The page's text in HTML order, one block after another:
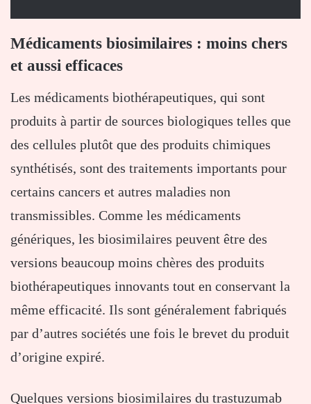
Médicaments biosimilaires : moins chers
et aussi efficaces
Les médicaments biothérapeutiques, qui sont
produits à partir de sources biologiques telles que
des cellules plutôt que des produits chimiques
synthétisés, sont des traitements importants pour
certains cancers et autres maladies non
transmissibles. Comme les médicaments
génériques, les biosimilaires peuvent être des
versions beaucoup moins chères des produits
biothérapeutiques innovants tout en conservant la
même efficacité. Ils sont généralement fabriqués
par d’autres sociétés une fois le brevet du produit
d’origine expiré.
Quelques versions biosimilaires du trastuzumab